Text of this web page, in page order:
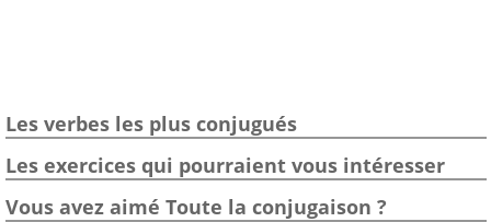
Les verbes les plus conjugués
Les exercices qui pourraient vous intéresser
Vous avez aimé Toute la conjugaison ?